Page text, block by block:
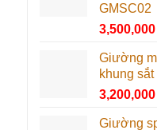
GMSC02
3,500,000
Giường
khung
3,200,000
Giường